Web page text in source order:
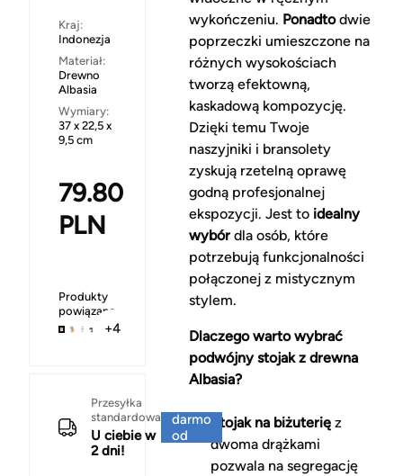
Kraj:
Indonezja
Materiał:
Drewno
Albasia
Wymiary:
37 x 22,5 x
9,5 cm
79.80
PLN
Produkty
powiązane
+4
Przesyłka
standardowa
U ciebie w
2 dni!
darmo
od
wykończeniu. Ponadtodwie
poprzeczki umieszczone na
różnych wysokościach
tworzą efektowną,
kaskadową kompozycję.
Dzięki temu Twoje
naszyjniki i bransolety
zyskują rzetelną oprawę
godną profesjonalnej
ekspozycji. Jest to idealny
wybórdla osób, które
potrzebują funkcjonalności
połączonej z mistycznym
stylem.
Dlaczego warto wybrać
podwójny stojak z drewna
Albasia?
Stojak na biżuterięz
dwoma drążkami
pozwala na segregację